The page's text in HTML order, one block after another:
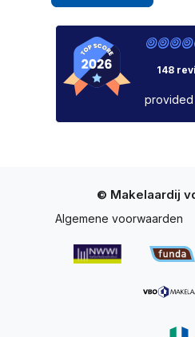
148
© Makelaardij
Algemene voorwaarden